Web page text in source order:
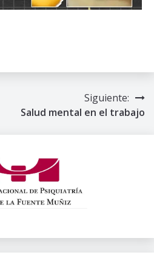
Siguiente:
Salud mental en el trabajo